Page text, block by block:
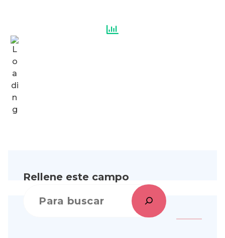
Rellene este campo